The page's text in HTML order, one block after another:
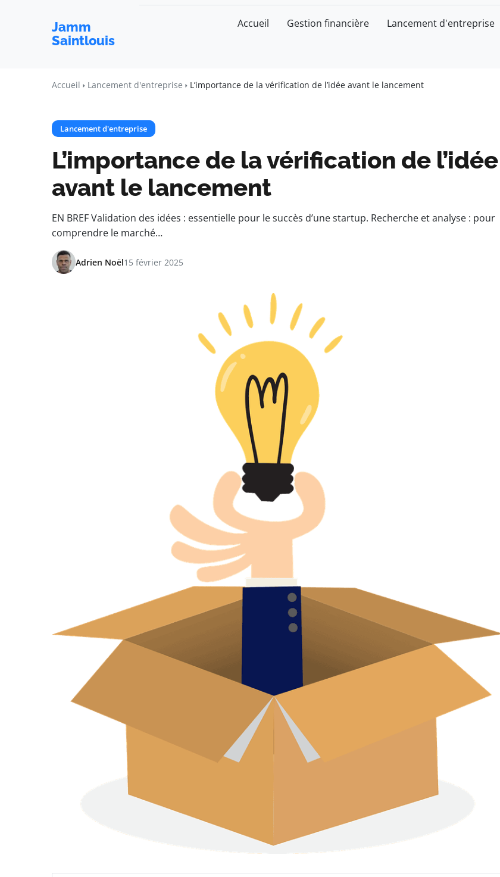
Jamm
Saintlouis
Accueil Gestion financière Lancement d'entreprise
Accueil Lancement d'entreprise L’importance de la vérification de l’idée avant le lancement
Lancement d'entreprise
L’importance de la vérification de l’idée
avant le lancement
EN BREF Validation des idées : essentielle pour le succès d’une startup. Recherche et analyse : pour
comprendre le marché…
Adrien Noël15 février 2025